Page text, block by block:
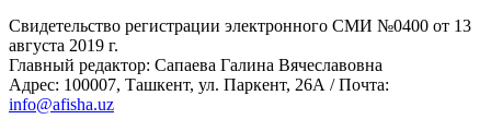
Свидетельство регистрации электронного СМИ №0400 от 13
августа 2019 г.
Главный редактор: Сапаева Галина Вячеславовна
Адрес: 100007, Ташкент, ул. Паркент, 26А / Почта:
info@afisha.uz